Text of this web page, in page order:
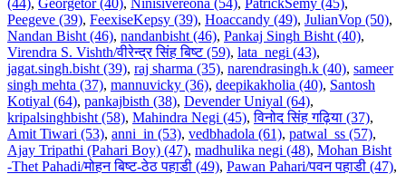
(44), Georgetor (40), Ninisivereona (54), PatrickSemy (45),
Peegeve (39), FeexiseKepsy (39), Hoaccandy (49), JulianVop (50),
Nandan Bisht (46), nandanbisht (46), Pankaj Singh Bisht (40),
Virendra S. Vishth/वीरेन्द्र सिंह बिष्ट (59), lata_negi (43),
jagat.singh.bisht (39), raj sharma (35), narendrasingh.k (40), sameer
singh mehta (37), mannuvicky (36), deepikakholia (40), Santosh
Kotiyal (64), pankajbisth (38), Devender Uniyal (64),
kripalsinghbisht (58), Mahindra Negi (45),विनोद सिंह गढ़िया (37),
Amit Tiwari (53), anni_in (53), vedbhadola (61), patwal_ss (57),
Ajay Tripathi (Pahari Boy) (47), madhulika negi (48), Mohan Bisht
-Thet Pahadi/मोहन बिष्ट-ठेठ पहाडी (49), Pawan Pahari/पवन पहाडी (47),